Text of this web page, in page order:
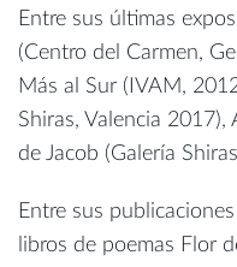
Entre sus últimas
(Centro del Carmen,
Más al Sur (IVAM,
Shiras, Valencia
de Jacob (Galería
Entre sus
libros de poemas Flor